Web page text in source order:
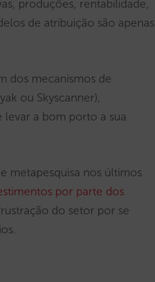
produções, rentabilidade,
de atribuição são apenas
dos mecanismos de
ou Skyscanner),
a bom porto a sua
metapesquisa nos últimos
por parte dos
do setor por se